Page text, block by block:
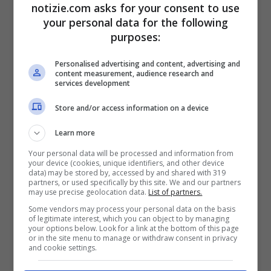
“Dissero che ero
comunista, per il mio
atteggiamento”
Il professore Cassese mentre incontra Mattarella (Ansa
notizie.com asks for your consent to use
your personal data for the following
purposes:
Personalised advertising and content, advertising and
content measurement, audience research and
services development
Store and/or access information on a device
Learn more
Your personal data will be processed and information from
your device (cookies, unique identifiers, and other device
data) may be stored by, accessed by and shared with 319
partners, or used specifically by this site. We and our partners
may use precise geolocation data. List of partners.
Some vendors may process your personal data on the basis
of legitimate interest, which you can object to by managing
your options below. Look for a link at the bottom of this page
or in the site menu to manage or withdraw consent in privacy
and cookie settings.